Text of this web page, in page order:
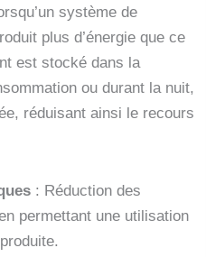
système de
plus d’énergie que ce
est stocké dans la
ou durant la nuit,
réduisant ainsi le recours
: Réduction des
permettant une utilisation